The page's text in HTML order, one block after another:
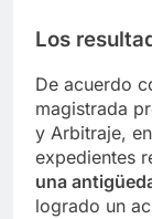
Los
De acuerdo
magistrada
y Arbitraje,
expedientes
una
logrado un